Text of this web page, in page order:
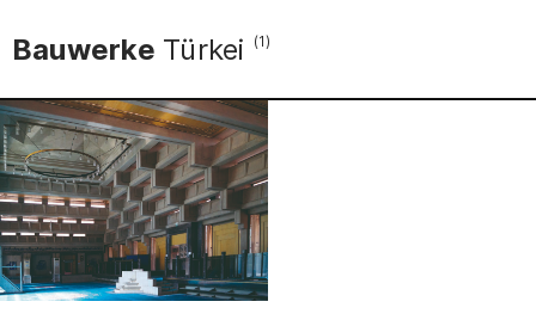
Bauwerke Türkei (1)